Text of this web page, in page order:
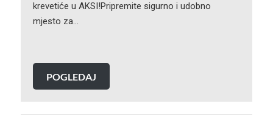
krevetiće u AKSI!Pripremite sigurno i udobno
mjesto za…
POGLEDAJ